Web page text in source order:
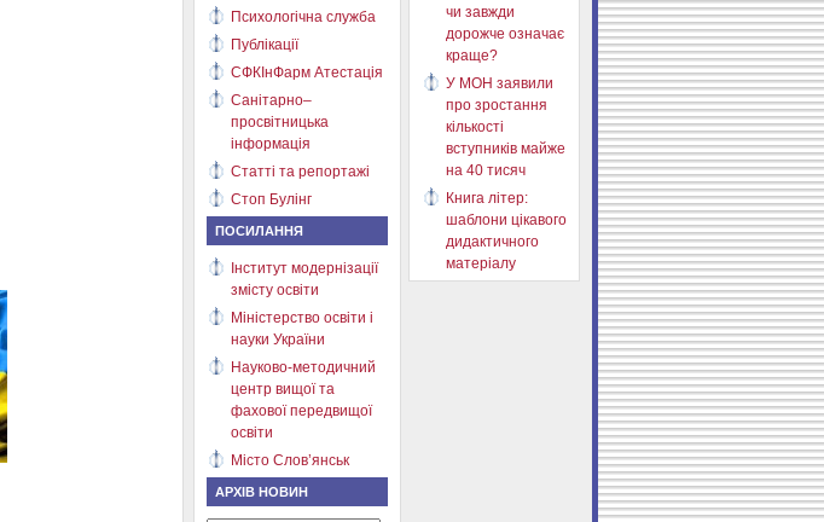
Психологічна служба
Публікації
СФКІнФарм Атестація
Санітарно–
просвітницька
інформація
Статті та репортажі
Стоп Булінг
ПОСИЛАННЯ
Інститут модернізації
змісту освіти
Міністерство освіти і
науки України
Науково-методичний
центр вищої та
фахової передвищої
освіти
Місто Слов’янськ
АРХІВ НОВИН
чи завжди
дорожче означає
краще?
У МОН заявили
про зростання
кількості
вступників майже
на 40 тисяч
Книга літер:
шаблони цікавого
дидактичного
матеріалу